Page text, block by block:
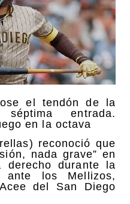
el tendón de la
entrada.
en la octava
reconoció que
nada grave” en
durante la
ante los Mellizos,
del San Diego